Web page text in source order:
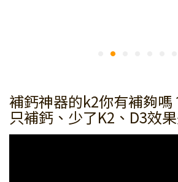
補鈣神器的k2你有補夠嗎
只補鈣、少了K2、D3效